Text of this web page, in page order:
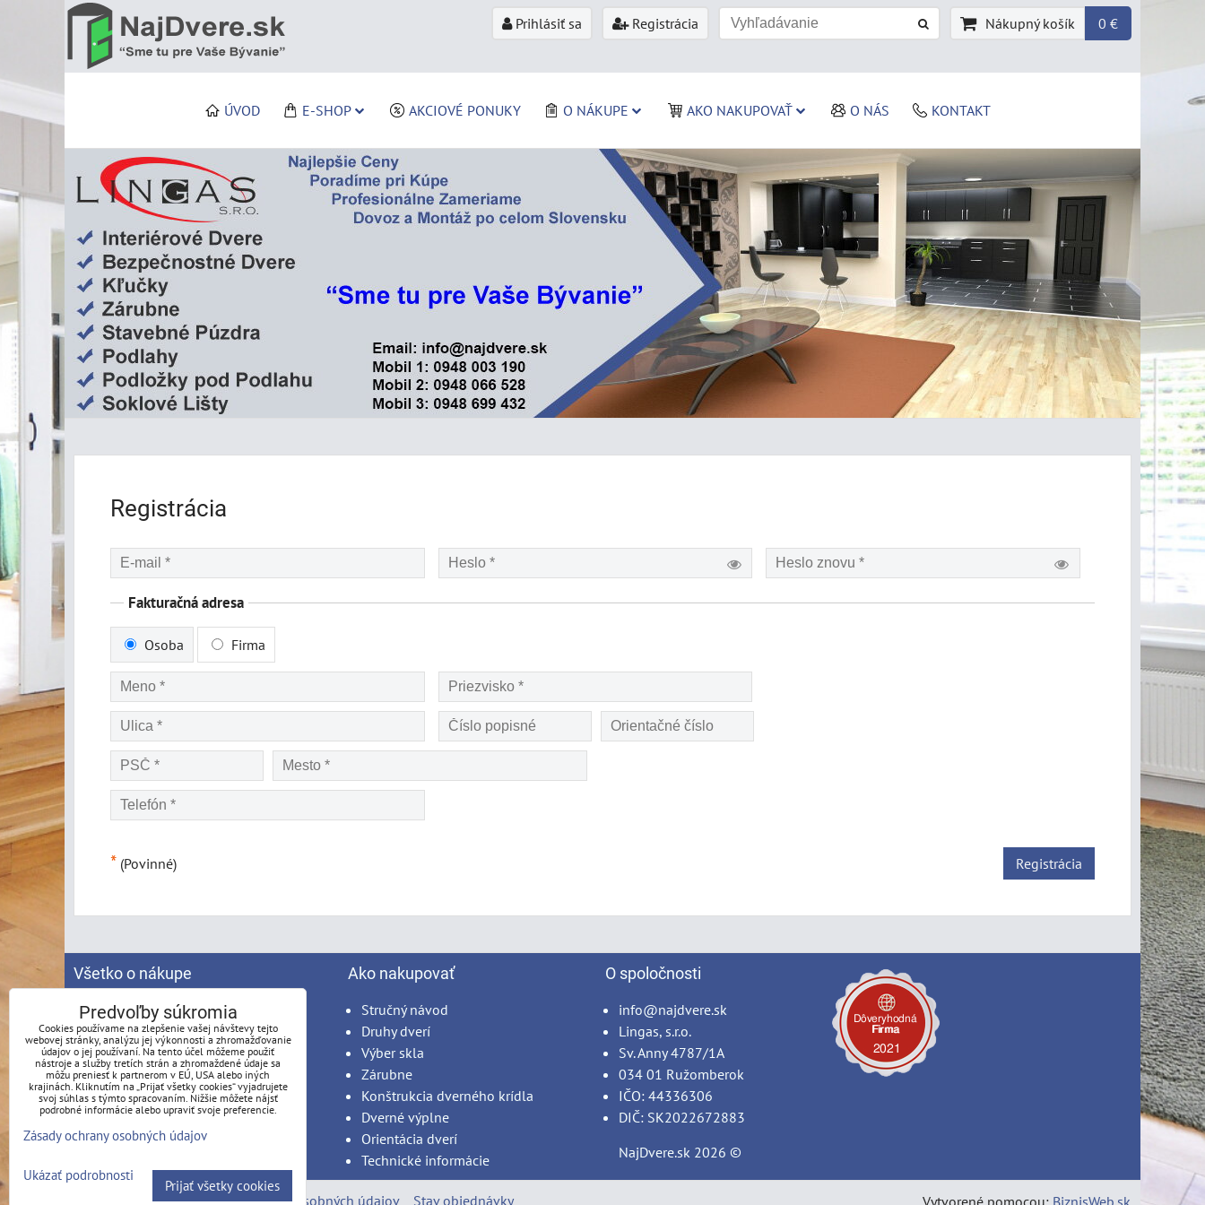
Prihlásiť sa Registrácia Nákupný košík 0 €
ÚVOD E-SHOP AKCIOVÉ PONUKY O NÁKUPE AKO NAKUPOVAŤ O NÁS KONTAKT
Registrácia
Fakturačná adresa
Osoba Firma
* (Povinné) Registrácia
Všetko o nákupe
Spracovanie osobných údajov
Obchodné podmienky
Reklamačný poriadok
Možnosti platby
Možnosti dopravy
Produkty na mieru - podmienky
Montáž
Ako nakupovať
Stručný návod
Druhy dverí
Výber skla
Zárubne
Konštrukcia dverného krídla
Dverné výplne
Orientácia dverí
Technické informácie
O spoločnosti
info@najdvere.sk
Lingas, s.r.o.
Sv. Anny 4787/1A
034 01 Ružomberok
IČO: 44336306
DIČ: SK2022672883
NajDvere.sk 2026 ©
Predvoľby súkromia Zásady ochrany osobných údajov Stav objednávky Vytvorené pomocou: BiznisWeb.sk
Predvoľby súkromia
Cookies používame na zlepšenie vašej návštevy tejto
webovej stránky, analýzu jej výkonnosti a zhromažďovanie
údajov o jej používaní. Na tento účel môžeme použiť
nástroje a služby tretích strán a zhromaždené údaje sa
môžu preniesť k partnerom v EÚ, USA alebo iných
krajinách. Kliknutím na „Prijať všetky cookies“ vyjadrujete
svoj súhlas s týmto spracovaním. Nižšie môžete nájsť
podrobné informácie alebo upraviť svoje preferencie.
Zásady ochrany osobných údajov
Ukázať podrobnosti
Prijať všetky cookies